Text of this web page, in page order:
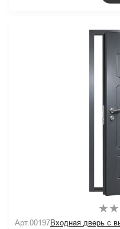
Арт.00197Входная дверь с